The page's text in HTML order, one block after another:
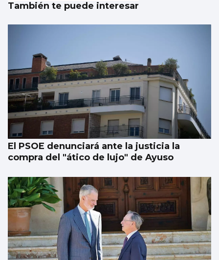
También te puede interesar
El PSOE denunciará ante la justicia la
compra del "ático de lujo" de Ayuso